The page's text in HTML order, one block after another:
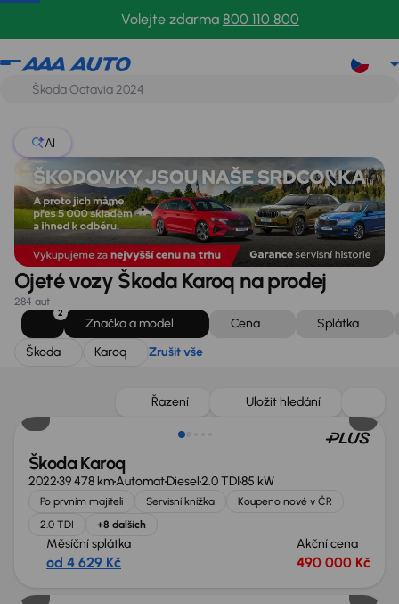
Volejte zdarma 800 110 800
Škoda
AI
Ojeté vozy Škoda Karoq na prodej
284 aut
2
Značka a model Cena
Splátka
Škoda
Karoq Zrušit vše
Řazení Uložit hledání
Zlevněno o 70 000 Kč
Škoda Karoq
202239 478 kmAutomatDiesel2.0 TDI85 kW
Po prvním majiteli Servisní knížka
Koupeno nové v ČR
2.0 TDI
+8 dalších
Měsíční splátka
od 4 629 Kč
Akční cena
490 000 Kč
Zlevněno o 70 000 Kč